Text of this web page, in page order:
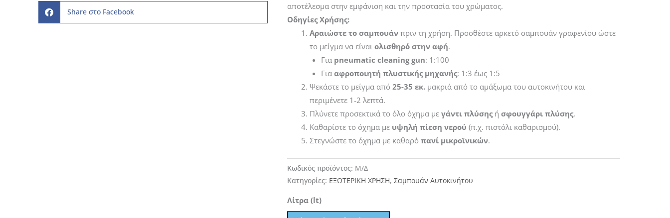
Share στο Facebook
αποτέλεσμα στην εμφάνιση και την προστασία του χρώματος.
Οδηγίες Χρήσης:
Αραιώστε το σαμπουάν πριν τη χρήση. Προσθέστε αρκετό σαμπουάν γραφενίου ώστε
το μείγμα να είναι ολισθηρό στην αφή.
Για pneumatic cleaning gun: 1:100
Για αφροποιητή πλυστικής μηχανής: 1:3 έως 1:5
Ψεκάστε το μείγμα από 25-35 εκ. μακριά από το αμάξωμα του αυτοκινήτου και
περιμένετε 1-2 λεπτά.
Πλύνετε προσεκτικά το όλο όχημα με γάντι πλύσης ή σφουγγάρι πλύσης.
Καθαρίστε το όχημα με υψηλή πίεση νερού (π.χ. πιστόλι καθαρισμού).
Στεγνώστε το όχημα με καθαρό πανί μικροϊνικών.
Κωδικός προϊόντος: Μ/Δ
Κατηγορίες: ΕΞΩΤΕΡΙΚΗ ΧΡΗΣΗ, Σαμπουάν Αυτοκινήτου
Λίτρα (lt)
TONYIN
Slick